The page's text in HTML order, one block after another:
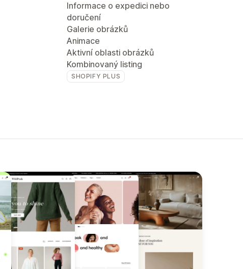
Informace o expedici nebo
doručení
Galerie obrázků
Animace
Aktivní oblasti obrázků
Kombinovaný listing
SHOPIFY PLUS